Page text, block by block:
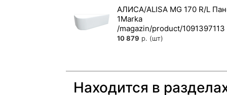
АЛИСА/ALISA MG 170 R/L
1Marka
10 879 р. (шт)
Находится в